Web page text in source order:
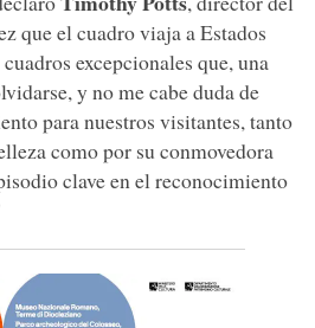
que el cuadro viaja a Estados
excepcionales que, una
y no me cabe duda de
para nuestros visitantes, tanto
como por su conmovedora
clave en el reconocimiento